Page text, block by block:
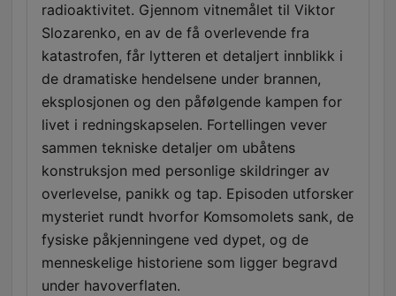
radioaktivitet. Gjennom vitnemålet til Viktor
Slozarenko, en av de få overlevende fra
katastrofen, får lytteren et detaljert innblikk i
de dramatiske hendelsene under brannen,
eksplosjonen og den påfølgende kampen for
livet i redningskapselen. Fortellingen vever
sammen tekniske detaljer om ubåtens
konstruksjon med personlige skildringer av
overlevelse, panikk og tap. Episoden utforsker
mysteriet rundt hvorfor Komsomolets sank, de
fysiske påkjenningene ved dypet, og de
menneskelige historiene som ligger begravd
under havoverflaten.